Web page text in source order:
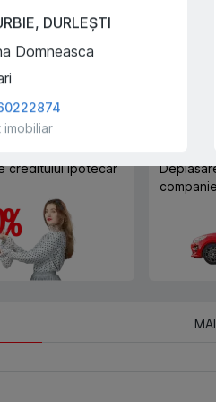
Trade-In
Trade-In, vă ajutăm să
cumpărați acest
creditului ipotecar
, DURLEȘTI
Domneasca
imobiliar